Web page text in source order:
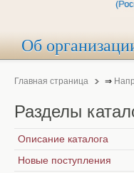
Об
Главная страница ⇒
Разделы
Описание каталога
Новые поступления